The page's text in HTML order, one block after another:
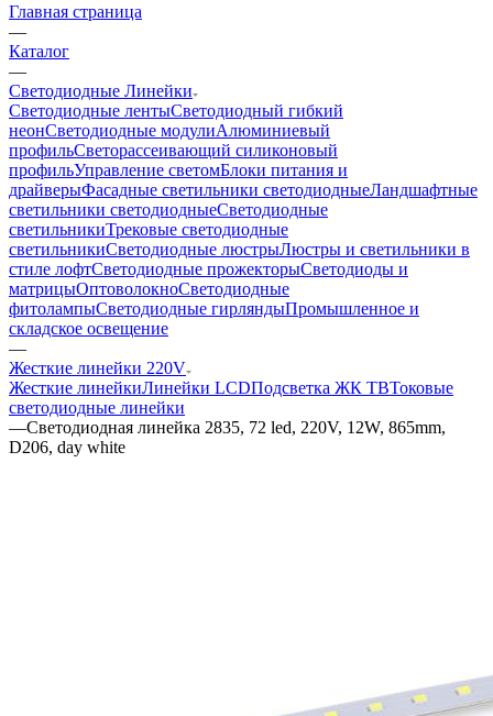
Главная страница
—
Каталог
—
Светодиодные Линейки
Светодиодные лентыСветодиодный гибкий
неонСветодиодные модулиАлюминиевый
профильСветорассеивающий силиконовый
профильУправление светомБлоки питания и
драйверыФасадные светильники светодиодныеЛандшафтные
светильники светодиодныеСветодиодные
светильникиТрековые светодиодные
светильникиСветодиодные люстрыЛюстры и светильники в
стиле лофтСветодиодные прожекторыСветодиоды и
матрицыОптоволокноСветодиодные
фитолампыСветодиодные гирляндыПромышленное и
складское освещение
—
Жесткие линейки 220V
Жесткие линейкиЛинейки LCDПодсветка ЖК ТВТоковые
светодиодные линейки
—Светодиодная линейка 2835, 72 led, 220V, 12W, 865mm,
D206, day white